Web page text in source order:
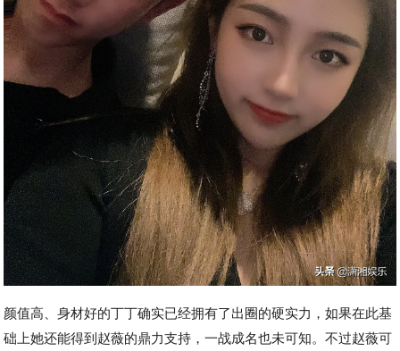
颜值高、身材好的丁丁确实已经拥有了出圈的硬实力，如果在此基
础上她还能得到赵薇的鼎力支持，一战成名也未可知。不过赵薇可